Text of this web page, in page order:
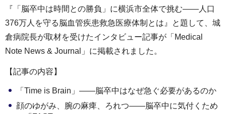
『「脳卒中は時間との勝負」に横浜市全体で挑む――人口
376万人を守る脳血管疾患救急医療体制とは』と題して、城
倉病院長が取材を受けたインタビュー記事が「Medical
Note News & Journal」に掲載されました。
【記事の内容】
「Time is Brain」――脳卒中はなぜ急ぐ必要があるのか
顔のゆがみ、腕の麻痺、ろれつ――脳卒中に気付くため